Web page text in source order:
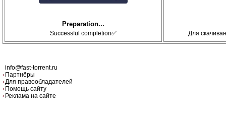
Preparation...
Successful completion✅ Для
info@fast-torrent.ru
Партнёры
Для правообладателей
Помощь сайту
Реклама на сайте